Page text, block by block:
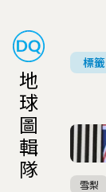
地
球
圖
輯
隊
標籤
雪梨